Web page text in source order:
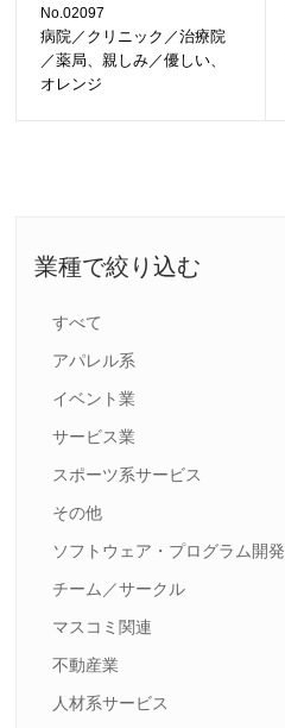
業種で絞り込む
すべて
アパレル系
イベント業
サービス業
スポーツ系サービス
その他
ソフトウェア・プログラム開発
チーム／サークル
マスコミ関連
不動産業
人材系サービス
No.02097
病院／クリニック／治療院
／薬局、親しみ／優しい、
オレンジ